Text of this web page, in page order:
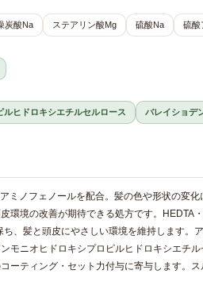
炭酸Na ステアリン酸Mg 硫酸Na
硫酸
ヒドロキシエチルセルロース バレイショデ
ミノフェノールを配合。髪の色や形状の変
環境の改善が期待できる処方です。HEDTA
、髪と頭皮にやさしい環境を維持します。
モニオヒドロキシプロピルヒドロキシエチ
ーティング・セット力付与に寄与します。